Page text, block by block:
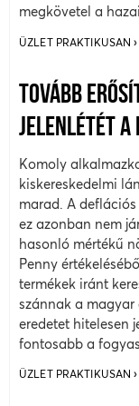
megkövetel a
ÜZLET PRAKTIKUSAN
TOVÁBB
JELENLÉTÉT A
Komoly
kiskereskedelmi
marad. A
ez azonban nem
hasonló mértékű
Penny
termékek iránt
szánnak a
eredetet hitelesen
fontosabb a
ÜZLET PRAKTIKUSAN